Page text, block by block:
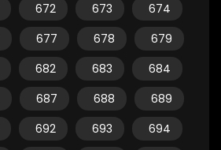
672 673
674
677 678
679
682 683
684
687 688
689
692 693
694